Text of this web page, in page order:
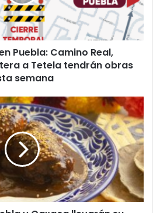
Puebla: Camino Real,
a Tetela tendrán obras
semana